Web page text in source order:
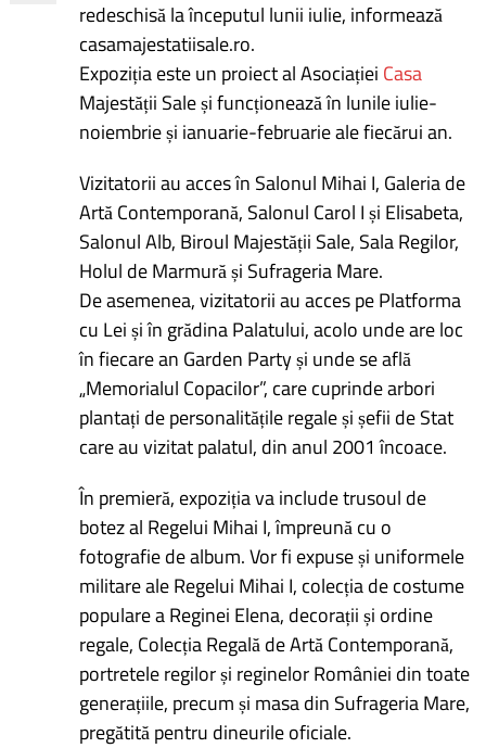
redeschisă la începutul lunii iulie, informează
casamajestatiisale.ro.
Expoziția este un proiect al Asociației Casa
Majestății Sale și funcționează în lunile iulie-
noiembrie și ianuarie-februarie ale fiecărui an.
Vizitatorii au acces în Salonul Mihai I, Galeria de
Artă Contemporană, Salonul Carol I și Elisabeta,
Salonul Alb, Biroul Majestății Sale, Sala Regilor,
Holul de Marmură și Sufrageria Mare.
De asemenea, vizitatorii au acces pe Platforma
cu Lei și în grădina Palatului, acolo unde are loc
în fiecare an Garden Party și unde se află
„Memorialul Copacilor”, care cuprinde arbori
plantați de personalitățile regale și șefii de Stat
care au vizitat palatul, din anul 2001 încoace.
În premieră, expoziția va include trusoul de
botez al Regelui Mihai I, împreună cu o
fotografie de album. Vor fi expuse și uniformele
militare ale Regelui Mihai I, colecția de costume
populare a Reginei Elena, decorații și ordine
regale, Colecția Regală de Artă Contemporană,
portretele regilor și reginelor României din toate
generațiile, precum și masa din Sufrageria Mare,
pregătită pentru dineurile oficiale.
articole